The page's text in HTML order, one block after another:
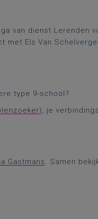
van dienst Lerenden
met Els Van
type 9-school?
), je
Gastmans. Samen